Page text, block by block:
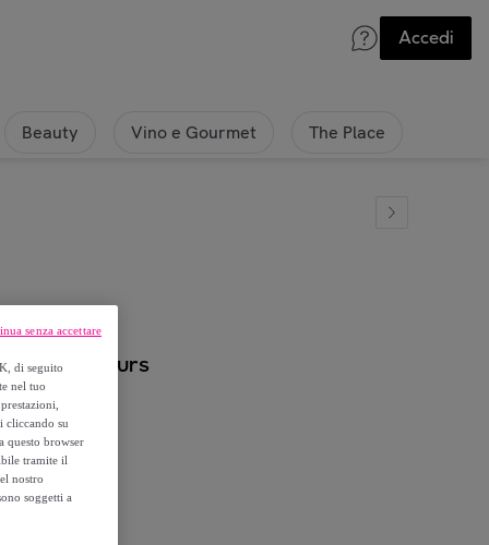
Accedi
Beauty Vino e Gourmet The Place
colours
di seguito
nel tuo
cliccando su
questo browser
tramite il
nostro
soggetti a
senza accettare